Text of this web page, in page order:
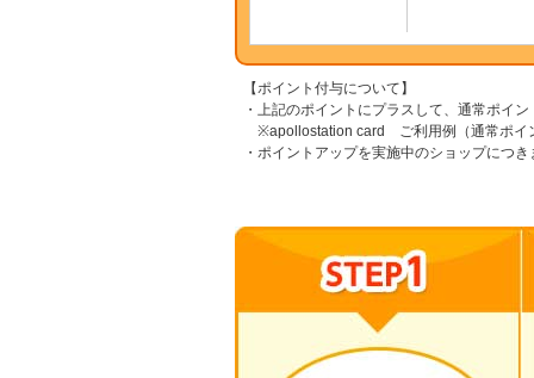
【ポイント付与について】
・上記のポイントにプラスして、通常ポイ
※apollostation card ご利用例（通常ポイ
・ポイントアップを実施中のショップにつ